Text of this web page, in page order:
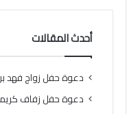
أحدث المقالات
دعوة حفل زواج فهد
دعوة حفل زفاف